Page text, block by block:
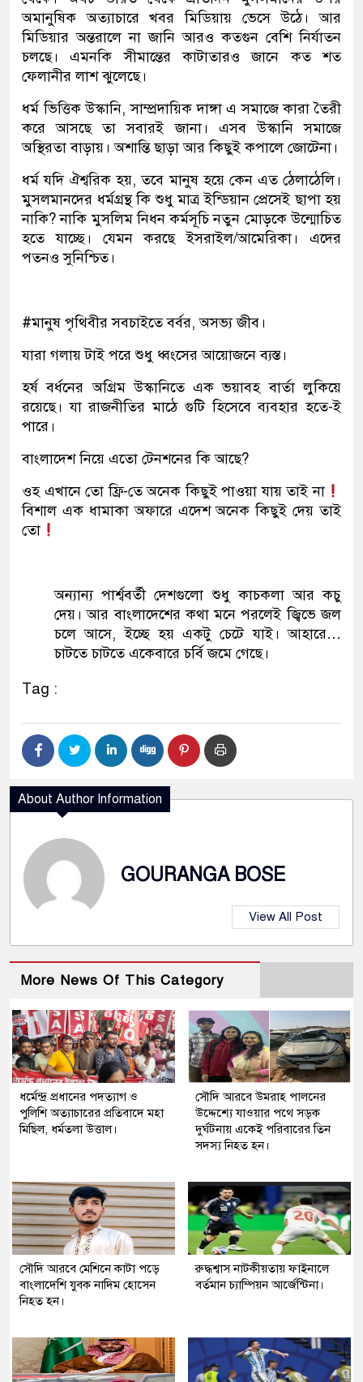
অমানুষিক অত্যাচারে খবর মিডিয়ায় ভেসে উঠে। আর
মিডিয়ার অন্তরালে না জানি আরও কতগুন বেশি নির্যাতন
চলছে। এমনকি সীমান্তের কাটাতারও জানে কত শত
ফেলানীর লাশ ঝুলেছে।
ধর্ম ভিত্তিক উস্কানি, সাম্প্রদায়িক দাঙ্গা এ সমাজে কারা তৈরী
করে আসছে তা সবারই জানা। এসব উস্কানি সমাজে
অস্থিরতা বাড়ায়। অশান্তি ছাড়া আর কিছুই কপালে জোটেনা।
ধর্ম যদি ঐশ্বরিক হয়, তবে মানুষ হয়ে কেন এত ঠেলাঠেলি।
মুসলমানদের ধর্মগ্রন্থ কি শুধু মাত্র ইন্ডিয়ান প্রেসেই ছাপা হয়
নাকি? নাকি মুসলিম নিধন কর্মসূচি নতুন মোড়কে উন্মোচিত
হতে যাচ্ছে। যেমন করছে ইসরাইল/আমেরিকা। এদের
পতনও সুনিশ্চিত।
#মানুষ পৃথিবীর সবচাইতে বর্বর, অসভ্য জীব।
যারা গলায় টাই পরে শুধু ধ্বংসের আয়োজনে ব্যস্ত।
হর্ষ বর্ধনের অগ্রিম উস্কানিতে এক ভয়াবহ বার্তা লুকিয়ে
রয়েছে। যা রাজনীতির মাঠে গুটি হিসেবে ব্যবহার হতে-ই
পারে।
বাংলাদেশ নিয়ে এতো টেনশনের কি আছে?
ওহ এখানে তো ফ্রি-তে অনেক কিছুই পাওয়া যায় তাই না
বিশাল এক ধামাকা অফারে এদেশ অনেক কিছুই দেয় তাই
তো
অন্যান্য পার্শ্ববর্তী দেশগুলো শুধু কাচকলা আর কচু
দেয়। আর বাংলাদেশের কথা মনে পরলেই জ্বিভে জল
চলে আসে, ইচ্ছে হয় একটু চেটে যাই। আহারে…
চাটতে চাটতে একেবারে চর্বি জমে গেছে।
Tag :
About Author Information
GOURANGA BOSE
View All Post
More News Of This Category
ধর্মেন্দ্র প্রধানের পদত্যাগ ও
পুলিশি অত্যাচারের প্রতিবাদে মহা
মিছিল, ধর্মতলা উত্তাল।
সৌদি আরবে উমরাহ পালনের
উদ্দেশ্যে যাওয়ার পথে সড়ক
দুর্ঘটনায় একেই পরিবারের তিন
সদস্য নিহত হন।
সৌদি আরবে মেশিনে কাটা পড়ে
বাংলাদেশি যুবক নাদিম হোসেন
নিহত হন।
রুদ্ধশ্বাস নাটকীয়তায় ফাইনালে
বর্তমান চ্যাম্পিয়ন আর্জেন্টিনা।